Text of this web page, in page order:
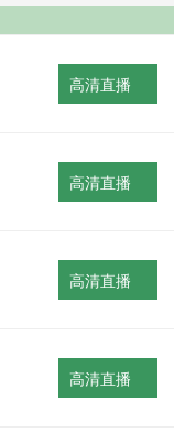
高清直播
高清直播
高清直播
高清直播